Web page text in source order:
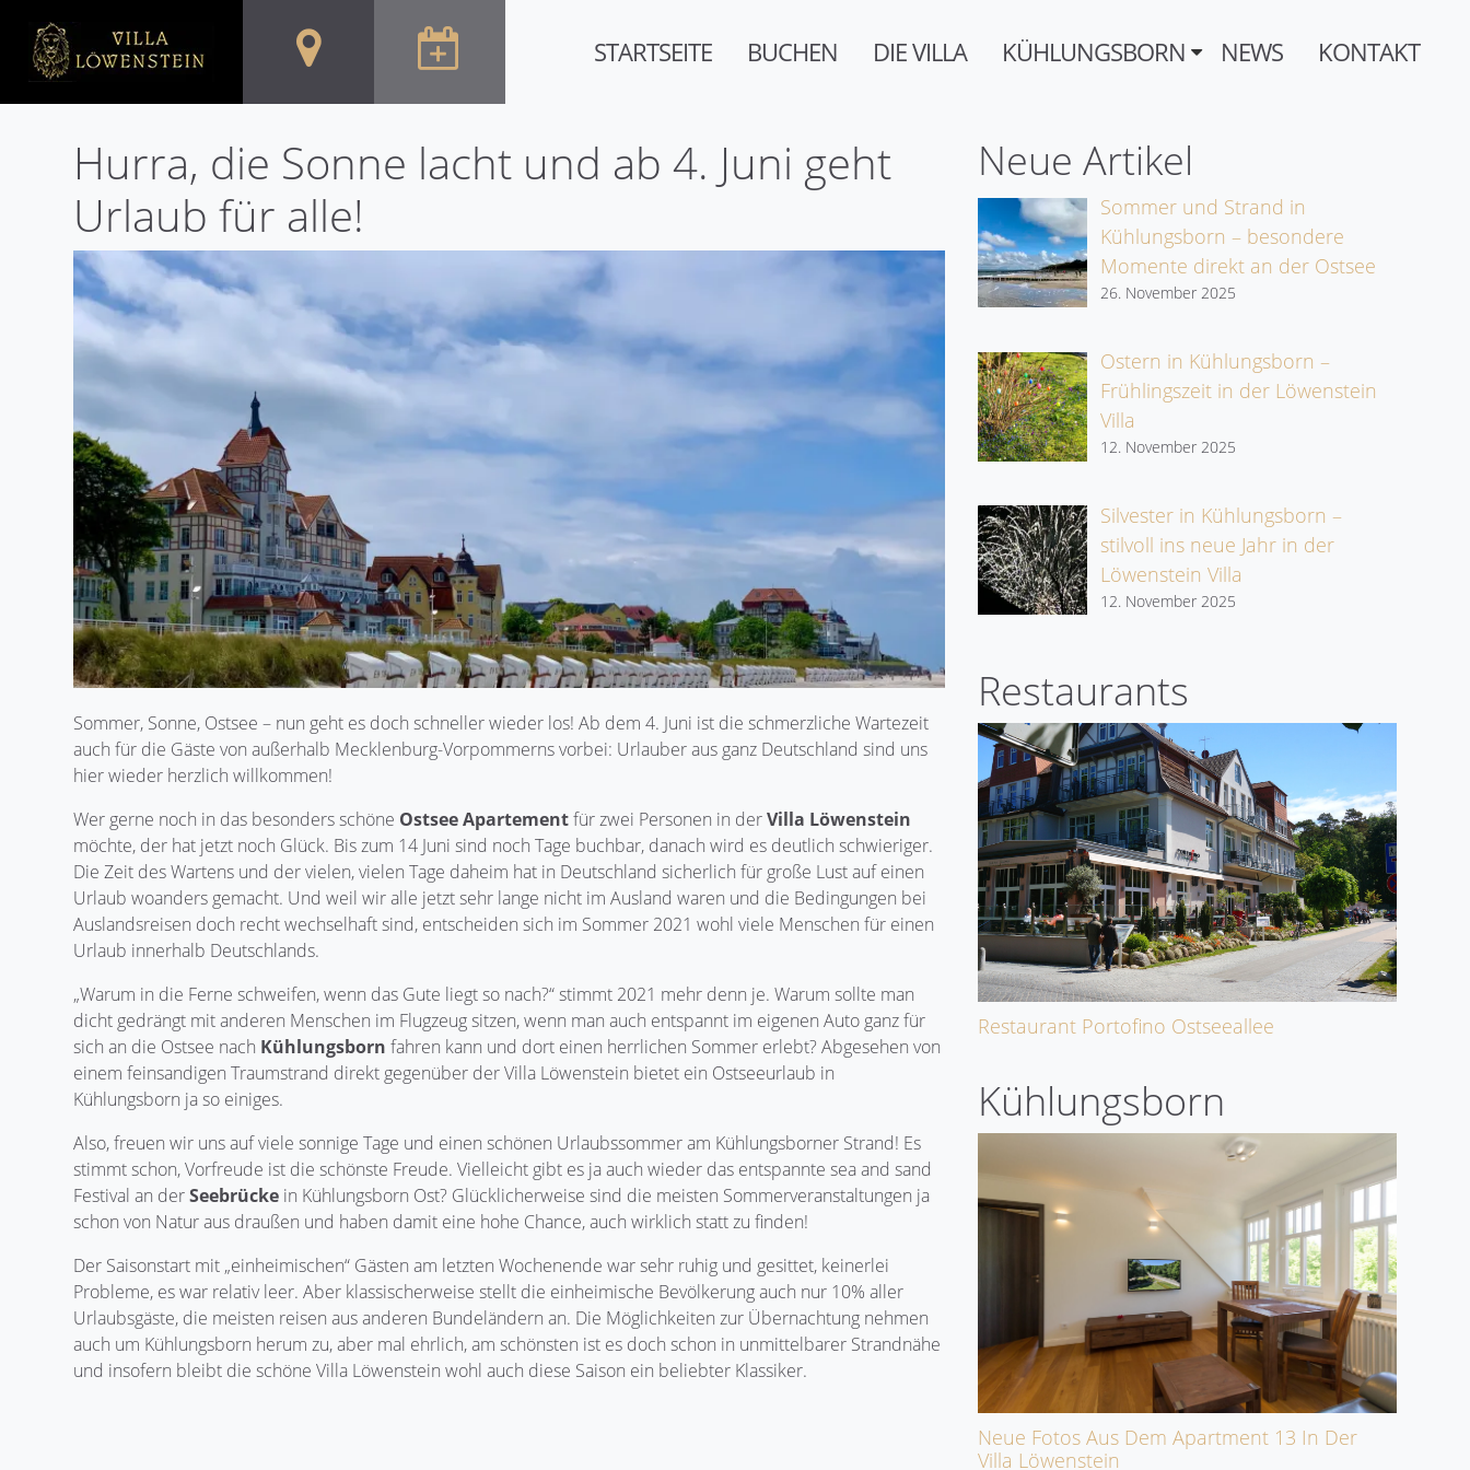
STARTSEITE BUCHEN DIE VILLA KÜHLUNGSBORN NEWS KONTAKT
Hurra, die Sonne lacht und ab 4. Juni geht
Urlaub für alle!
Sommer, Sonne, Ostsee – nun geht es doch schneller wieder los! Ab dem 4. Juni ist die schmerzliche Wartezeit
auch für die Gäste von außerhalb Mecklenburg-Vorpommerns vorbei: Urlauber aus ganz Deutschland sind uns
hier wieder herzlich willkommen!
Wer gerne noch in das besonders schöne Ostsee Apartementfür zwei Personen in derVilla Löwenstein
möchte, der hat jetzt noch Glück. Bis zum 14 Juni sind noch Tage buchbar, danach wird es deutlich schwieriger.
Die Zeit des Wartens und der vielen, vielen Tage daheim hat in Deutschland sicherlich für große Lust auf einen
Urlaub woanders gemacht. Und weil wir alle jetzt sehr lange nicht im Ausland waren und die Bedingungen bei
Auslandsreisen doch recht wechselhaft sind, entscheiden sich im Sommer 2021 wohl viele Menschen für einen
Urlaub innerhalb Deutschlands.
„Warum in die Ferne schweifen, wenn das Gute liegt so nach?“ stimmt 2021 mehr denn je. Warum sollte man
dicht gedrängt mit anderen Menschen im Flugzeug sitzen, wenn man auch entspannt im eigenen Auto ganz für
sich an die Ostsee nach Kühlungsborn fahren kann und dort einen herrlichen Sommer erlebt? Abgesehen von
einem feinsandigen Traumstrand direkt gegenüber der Villa Löwenstein bietet ein Ostseeurlaub in
Kühlungsborn ja so einiges.
Also, freuen wir uns auf viele sonnige Tage und einen schönen Urlaubssommer am Kühlungsborner Strand! Es
stimmt schon, Vorfreude ist die schönste Freude. Vielleicht gibt es ja auch wieder das entspannte sea and sand
Festival an derSeebrücke in Kühlungsborn Ost? Glücklicherweise sind die meisten Sommerveranstaltungen ja
schon von Natur aus draußen und haben damit eine hohe Chance, auch wirklich statt zu finden!
Der Saisonstart mit „einheimischen“ Gästen am letzten Wochenende war sehr ruhig und gesittet, keinerlei
Probleme, es war relativ leer. Aber klassischerweise stellt die einheimische Bevölkerung auch nur 10% aller
Urlaubsgäste, die meisten reisen aus anderen Bundeländern an. Die Möglichkeiten zur Übernachtung nehmen
auch um Kühlungsborn herum zu, aber mal ehrlich, am schönsten ist es doch schon in unmittelbarer Strandnähe
und insofern bleibt die schöne Villa Löwenstein wohl auch diese Saison ein beliebter Klassiker.
Neue Artikel
Sommer und Strand in
Kühlungsborn – besondere
Momente direkt an der Ostsee
26. November 2025
Ostern in Kühlungsborn –
Frühlingszeit in der Löwenstein
Villa
12. November 2025
Silvester in Kühlungsborn –
stilvoll ins neue Jahr in der
Löwenstein Villa
12. November 2025
Restaurants
Restaurant Portofino Ostseeallee
Kühlungsborn
Neue Fotos Aus Dem Apartment 13 In Der
Villa Löwenstein